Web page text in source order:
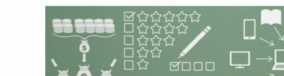
ん
で
す
ー